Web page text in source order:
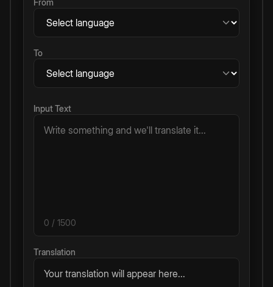
From
To
Input Text
0 / 1500
Translation
Your translation will appear here...